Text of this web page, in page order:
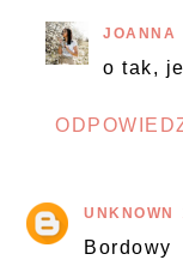
JOANNA
o tak,
UNKNOWN